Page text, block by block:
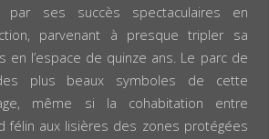
par ses succès spectaculaires en
parvenant à presque tripler sa
en l’espace de quinze ans. Le parc de
plus beaux symboles de cette
même si la cohabitation entre
félin aux lisières des zones protégées